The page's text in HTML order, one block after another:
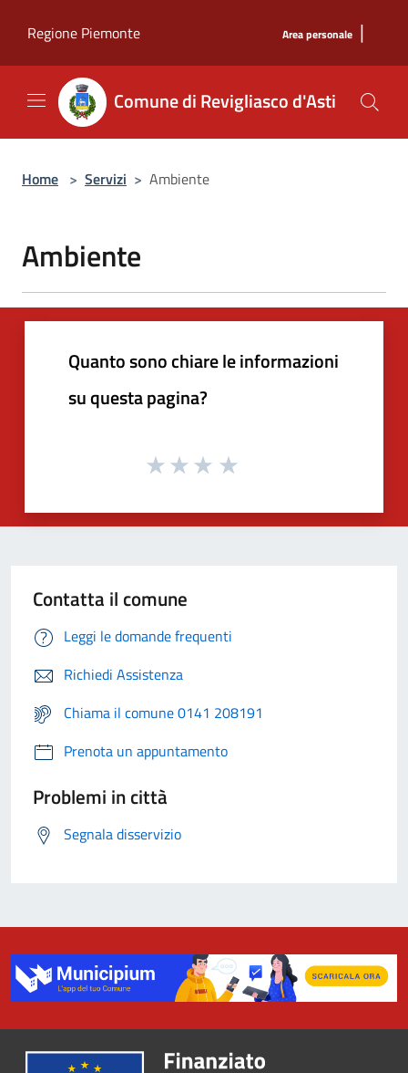
Regione Piemonte
Area personale |
Comune di Revigliasco d'Asti
Home > Servizi > Ambiente
Ambiente
Quanto sono chiare le informazioni
su questa pagina?
Contatta il comune
Leggi le domande frequenti
Richiedi Assistenza
Chiama il comune 0141 208191
Prenota un appuntamento
Problemi in città
Segnala disservizio